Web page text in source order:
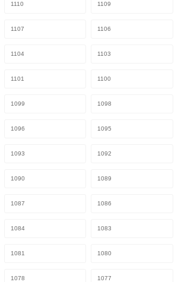
1110 1109
1107 1106
1104 1103
1101 1100
1099 1098
1096 1095
1093 1092
1090 1089
1087 1086
1084 1083
1081 1080
1078 1077